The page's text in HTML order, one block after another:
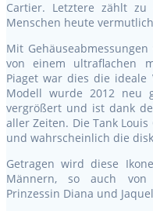
Cartier. Letztere zählt
Menschen heute
Mit
von einem ultraflachen
Piaget war dies die ideale
Modell wurde 2012 neu
vergrößert und ist dank
aller Zeiten. Die Tank
und wahrscheinlich die
Getragen wird diese
Männern, so auch von
Prinzessin Diana und